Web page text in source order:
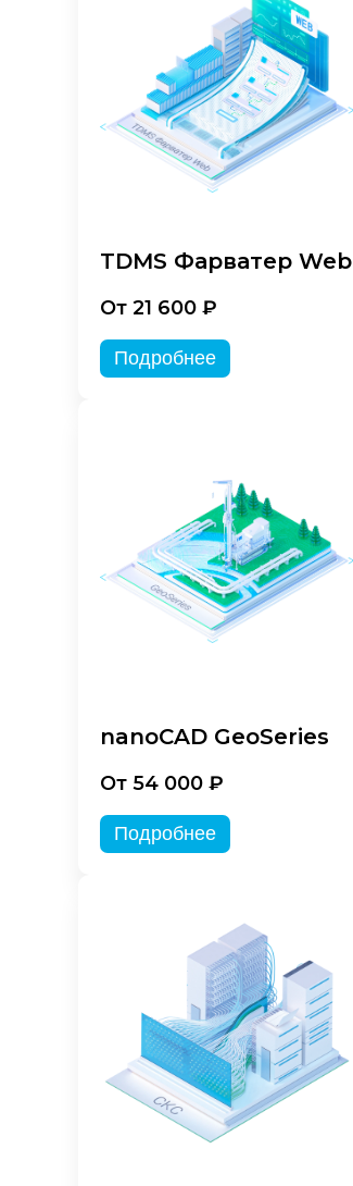
TDMS Фарватер Web
От 21 600 ₽
Подробнее
nanoCAD GeoSeries
От 54 000 ₽
Подробнее